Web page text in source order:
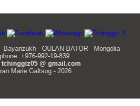
- Bayanzukh - OULAN-BATOR - Mongolia
+976-992-19-839
tchinggiz05 @ gmail.com
Marie Galtsog - 2026